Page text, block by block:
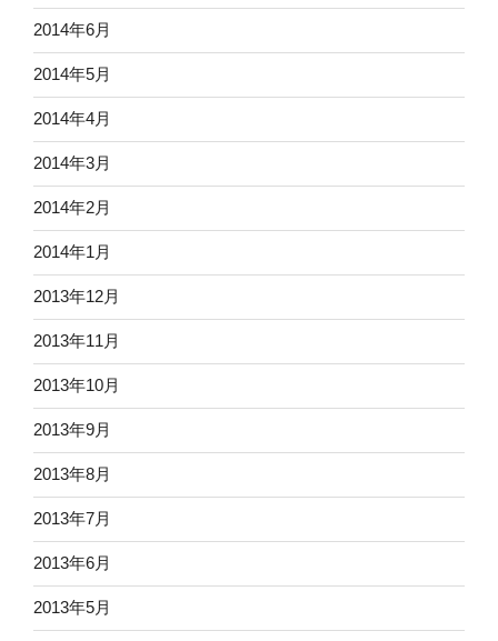
2014年6月
2014年5月
2014年4月
2014年3月
2014年2月
2014年1月
2013年12月
2013年11月
2013年10月
2013年9月
2013年8月
2013年7月
2013年6月
2013年5月